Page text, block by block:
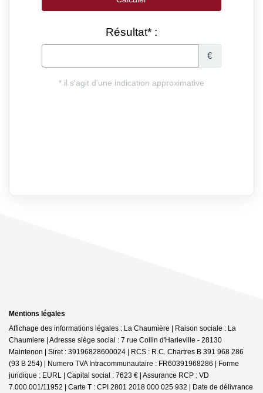
Mentions légales
Affichage des informations légales : La Chaumière | Raison sociale : La
Chaumiere | Adresse siège social : 7 rue Collin d'Harleville - 28130
Maintenon | Siret : 39196828600024 | RCS : R.C. Chartres B 391 968 286
(93 B 254) | Numero TVA Intracommunautaire : FR60391968286 | Forme
juridique : EURL | Capital social : 7623 € | Assurance RCP : VD
7.000.001/11952 | Carte T : CPI 2801 2018 000 025 932 | Date de délivrance